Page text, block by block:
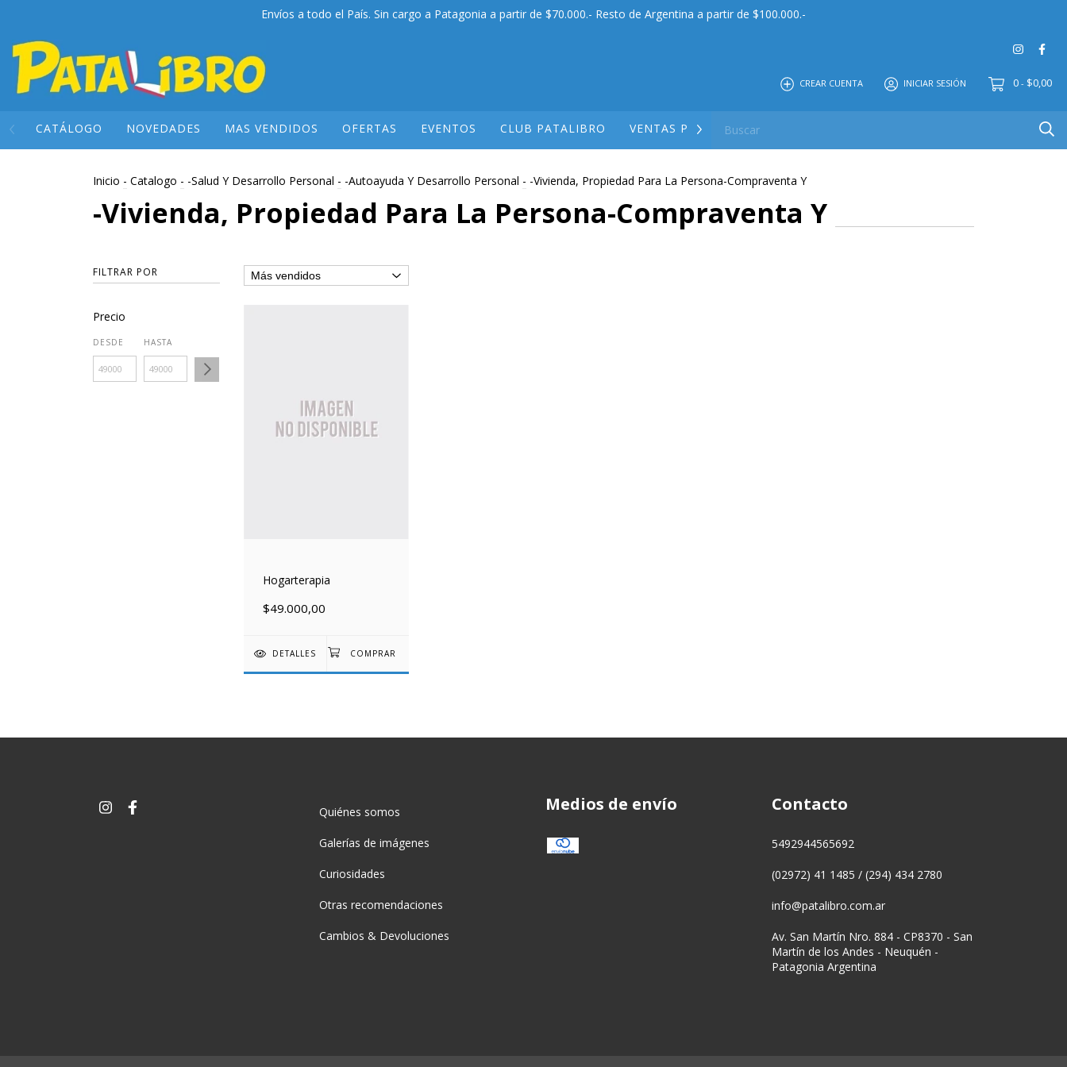
Envíos a todo el País. Sin cargo a Patagonia a partir de $70.000.- Resto de Argentina a partir de $100.000.-
CREAR CUENTA INICIAR SESIÓN 0 - $0,00
CATÁLOGO NOVEDADES MAS VENDIDOS OFERTAS EVENTOS CLUB PATALIBRO VENTAS POR MAYOR
Inicio - Catalogo - -Salud Y Desarrollo Personal - -Autoayuda Y Desarrollo Personal - -Vivienda, Propiedad Para La Persona-Compraventa Y
-Vivienda, Propiedad Para La Persona-Compraventa Y
FILTRAR POR
Precio
DESDE HASTA
Hogarterapia
$49.000,00
DETALLES
Quiénes somos
Galerías de imágenes
Curiosidades
Otras recomendaciones
Cambios & Devoluciones
Medios de envío Contacto
5492944565692
(02972) 41 1485 / (294) 434 2780
info@patalibro.com.ar
Av. San Martín Nro. 884 - CP8370 - San
Martín de los Andes - Neuquén -
Patagonia Argentina